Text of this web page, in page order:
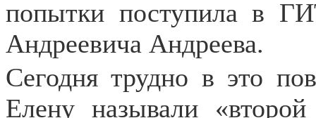
попытки поступила в
Андреевича Андреева.
Сегодня трудно в это
Елену называли